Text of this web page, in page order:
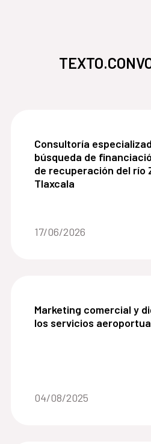
Consultoría
Consultoría
búsqueda de
de recuperación del río
Tlaxcala
Date of the news::
17/06/2026
Marketing comercial y
Marketing comercial y
los servicios
Date of the news::
04/08/2025